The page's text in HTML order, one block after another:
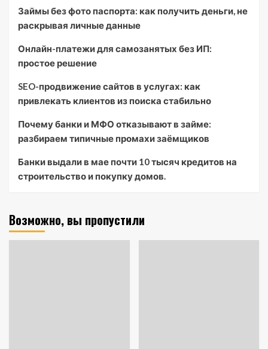
Займы без фото паспорта: как получить деньги, не
раскрывая личные данные
Онлайн-платежи для самозанятых без ИП:
простое решение
SEO-продвижение сайтов в услугах: как
привлекать клиентов из поиска стабильно
Почему банки и МФО отказывают в займе:
разбираем типичные промахи заёмщиков
Банки выдали в мае почти 10 тысяч кредитов на
строительство и покупку домов.
Возможно, вы пропустили